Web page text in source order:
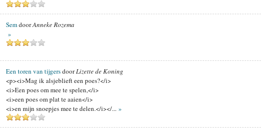
SemdoorAnneke Rozema
»
Een toren van tijgersdoorLizette de Koning
<p><i>Mag ik alsjeblieft een poes?</i>
<i>Een poes om mee te spelen,</i>
<i>een poes om plat te aaien</i>
<i>en mijn snoepjes mee te delen.</i></... »